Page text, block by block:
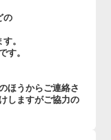
の
。
す。
ほうからご連絡さ
しますがご協力の